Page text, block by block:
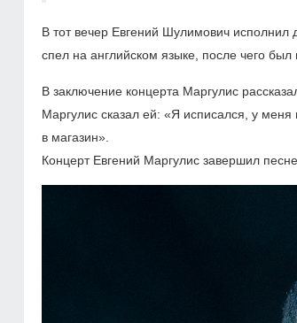
В тот вечер Евгений Шулимович
спел на английском языке, после чего был
В заключение концерта Маргулис
Маргулис сказал ей: «Я исписался, у
в магазин».
Концерт Евгений Маргулис завершил